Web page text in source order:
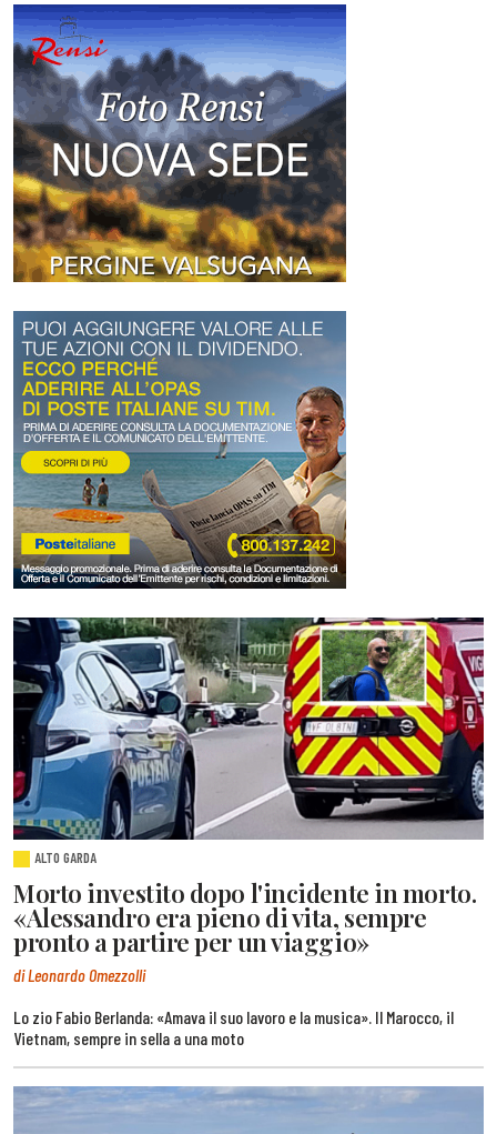
ALTO GARDA
Morto investito dopo l'incidente in morto.
«Alessandro era pieno di vita, sempre
pronto a partire per un viaggio»
di Leonardo Omezzolli
Lo zio Fabio Berlanda: «Amava il suo lavoro e la musica». Il Marocco, il
Vietnam, sempre in sella a una moto